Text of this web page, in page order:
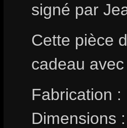
signé par
Cette pièce
cadeau
Fabrication
Dimensions